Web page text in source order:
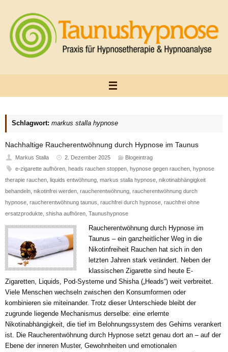
springen
Schlagwort: markus stalla hypnose
Nachhaltige Raucherentwöhnung durch Hypnose im Taunus
Markus Stalla 2. Dezember 2025
Blogeintrag
e-zigarette aufhören, heads rauchen stoppen, hypnose gegen rauchen, hypnose
therapie rauchen liquids entwöhnung markus stalla hypnose nikotinabhängigkeit
behandeln nikotinfrei werden raucherentwöhnung raucherentwöhnung durch
hypnose raucherentwöhnung taunus rauchfrei durch hypnose rauchfrei ohne
ersatzprodukte shisha aufhören Taunushypnose
Raucherentwöhnung durch Hypnose im
Taunus – ein ganzheitlicher Weg in die
Nikotinfreiheit Rauchen hat sich in den
letzten Jahren stark verändert. Neben der
klassischen Zigarette sind heute E-
Zigaretten, Liquids, Pod-Systeme und Shisha („Heads“) weit verbreitet.
Viele Menschen wechseln zwischen den Konsumformen oder
kombinieren sie miteinander. Trotz dieser Unterschiede bleibt der
zugrunde liegende Mechanismus derselbe: eine erlernte
Nikotinabhängigkeit, die tief im Belohnungssystem des Gehirns verankert
ist. Die Raucherentwöhnung durch Hypnose setzt genau dort an – auf der
Ebene der inneren Muster, Gewohnheiten und emotionalen